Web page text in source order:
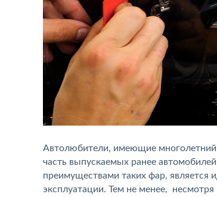
Автолюбители, имеющие
часть выпускаемых ранее
преимуществами таких фар, является
эксплуатации. Тем не менее,